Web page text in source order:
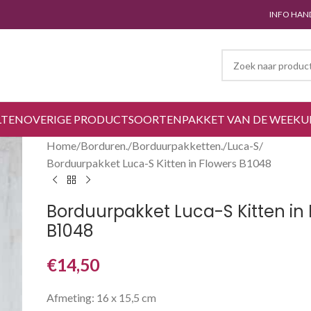
INFO
OVERIGE PRODUCTSOORTENPAKKET VAN DE WEEK
Home Borduren. Borduurpakketten. Luca-S
Borduurpakket Luca-S Kitten in Flowers B1048
Borduurpakket Luca-S Kitten in
B1048
€14,50
Afmeting: 16 x 15,5 cm